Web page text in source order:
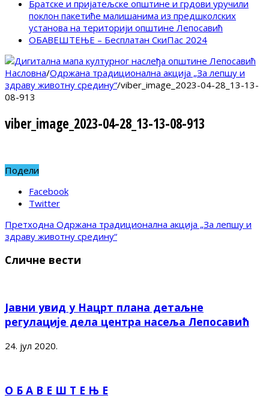
Братске и пријатељске општине и грдови уручили
поклон пакетиће малишанима из предшколских
установа на територији општине Лепосавић
ОБАВЕШТЕЊЕ – Бесплатан СкиПас 2024
Насловна/Одржана традиционална акција „За лепшу и
здраву животну средину“/viber_image_2023-04-28_13-13-
08-913
viber_image_2023-04-28_13-13-08-913
Подели
Facebook
Twitter
Претходна Одржана традиционална акција „За лепшу и
здраву животну средину“
Сличне вести
Јавни увид у Нацрт плана детаљне
регулације дела центра насеља Лепосавић
24. јул 2020.
О Б А В Е Ш Т Е Њ Е